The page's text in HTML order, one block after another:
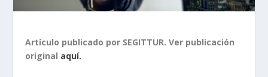
Artículo publicado por SEGITTUR. Ver publicación
original aquí.